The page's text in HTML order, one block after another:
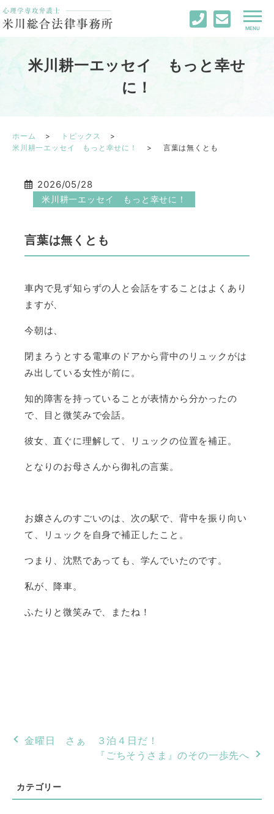
米川耕一エッセイ もっと幸せ
に！
ホーム
トピックス
米川耕一エッセイ もっと幸せに！
言葉は無くとも
2026/05/28
米川耕一エッセイ もっと幸せに！
言葉は無くとも
車内で見ず知らずの人と会話をすることはよくあり
ますが、
今朝は、
閉まろうとする電車のドアから背中のリュックがは
み出している女性が前に。
知的障害を持っていることが表情から分かったの
で、目と微笑みで会話。
彼女、直ぐに理解して、リュックの位置を補正。
となりのお母さんから御礼の言葉。
お嬢さんのすごいのは、次の駅で、背中を振り向い
て、リュックを自身で補正したこと。
つまり、沈黙であっても、学んでいたのです。
私が、降車。
ふたりと微笑みで、またね！
金曜日 さぁ ３泊４日だ！
『ごちそうさま』のその一歩先へ